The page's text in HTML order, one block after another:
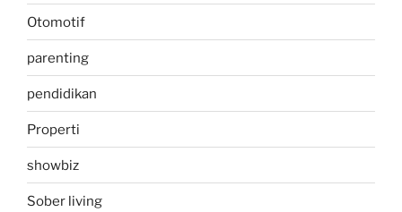
Otomotif
parenting
pendidikan
Properti
showbiz
Sober living